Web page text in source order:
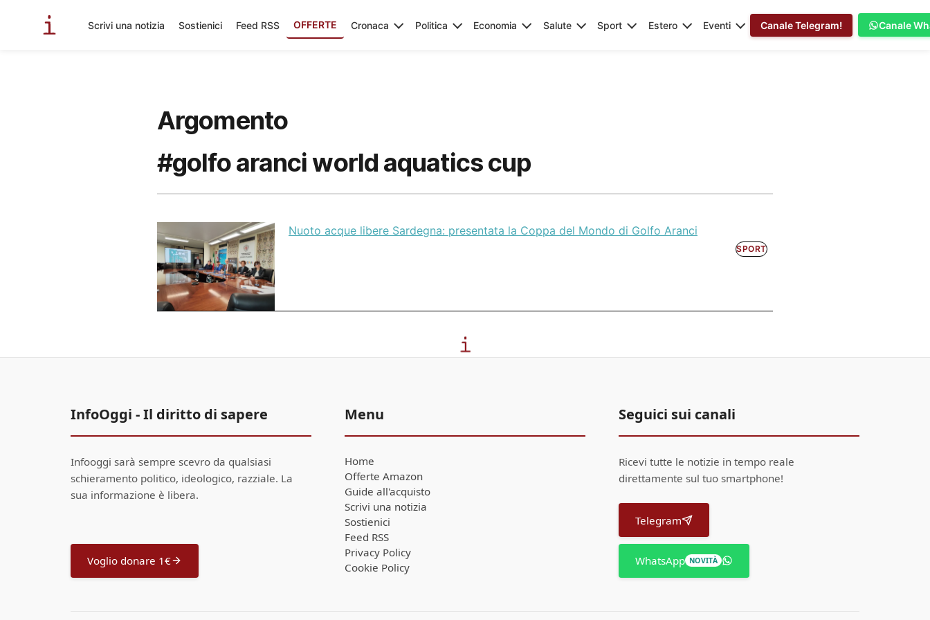
Scrivi una notizia Sostienici Feed RSS OFFERTE Cronaca Politica Economia Salute Sport Estero Eventi Canale Telegram! Canale
Argomento
#golfo aranci world aquatics cup
Nuoto acque libere Sardegna: presentata la Coppa del Mondo di Golfo Aranci
SPORT
InfoOggi - Il diritto di sapere
Infooggi sarà sempre scevro da qualsiasi
schieramento politico, ideologico, razziale. La
sua informazione è libera.
Voglio donare 1€
Menu
Home
Offerte Amazon
Guide all'acquisto
Scrivi una notizia
Sostienici
Feed RSS
Privacy Policy
Cookie Policy
Seguici sui canali
Ricevi tutte le notizie in tempo reale
direttamente sul tuo smartphone!
Telegram
WhatsApp NOVITÀ